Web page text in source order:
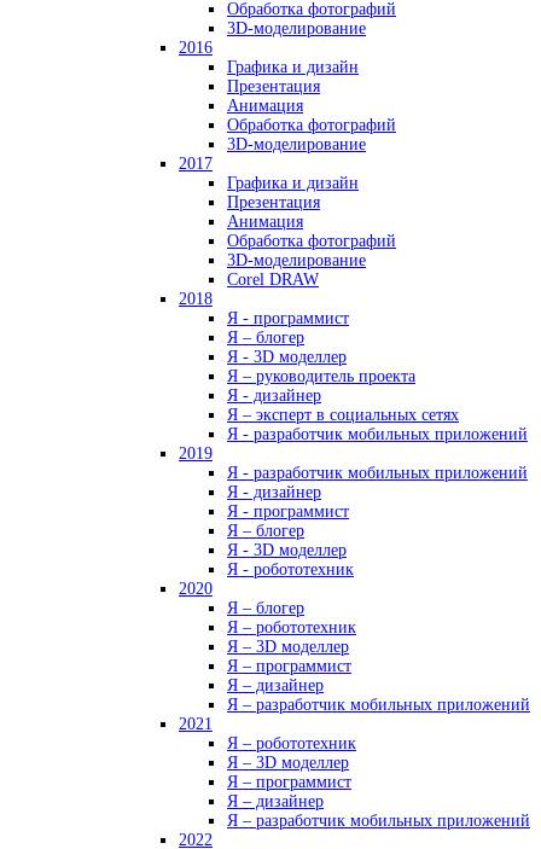
Обработка фотографий
3D-моделирование
2016
Графика и дизайн
Презентация
Анимация
Обработка фотографий
3D-моделирование
2017
Графика и дизайн
Презентация
Анимация
Обработка фотографий
3D-моделирование
Corel DRAW
2018
Я - программист
Я – блогер
Я - 3D моделлер
Я – руководитель проекта
Я - дизайнер
Я – эксперт в социальных сетях
Я - разработчик мобильных приложений
2019
Я - разработчик мобильных приложений
Я - дизайнер
Я - программист
Я – блогер
Я - 3D моделлер
Я - робототехник
2020
Я – блогер
Я – робототехник
Я – 3D моделлер
Я – программист
Я – дизайнер
Я – разработчик мобильных приложений
2021
Я – робототехник
Я – 3D моделлер
Я – программист
Я – дизайнер
Я – разработчик мобильных приложений
2022